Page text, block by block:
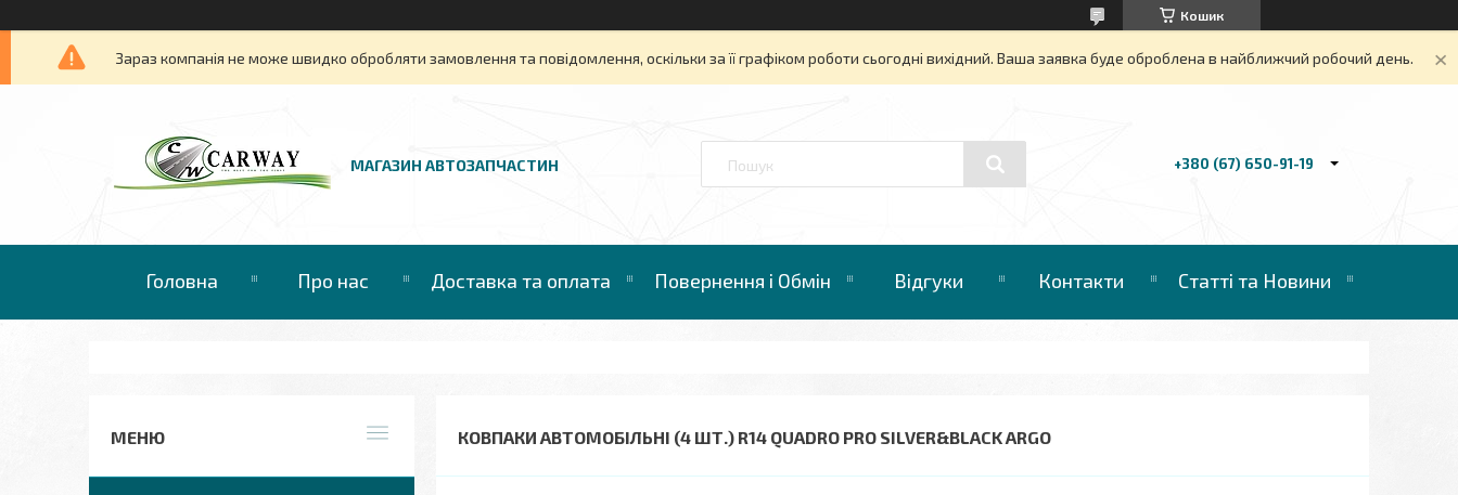
Кошик
Зараз компанія не може швидко обробляти замовлення та повідомлення, оскільки за її графіком роботи сьогодні вихідний. Ваша заявка буде оброблена в найближчий робочий день.
МАГАЗИН АВТОЗАПЧАСТИН +380 (67) 650-91-19
Головна Про нас Доставка та оплата Повернення і Обмін Відгуки Контакти Статті та Новини
КОВПАКИ АВТОМОБІЛЬНІ (4 ШТ.) R14 QUADRO PRO SILVER&BLACK ARGO